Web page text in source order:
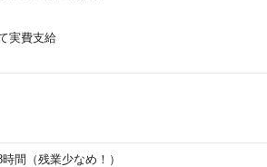
実費支給
間（残業少なめ！）